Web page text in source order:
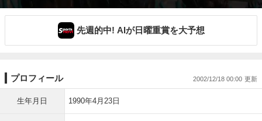
先週的中! AIが日曜重賞を大予想
プロフィール 2002/12/18 00:00
生年月日 1990年4月23日